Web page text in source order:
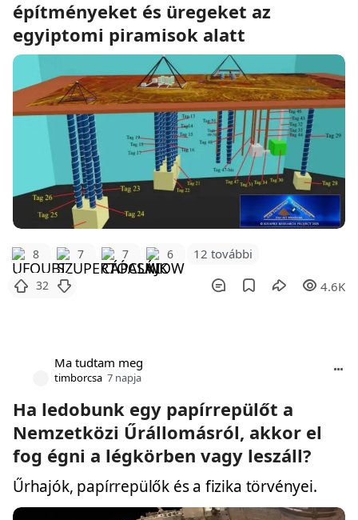
építményeket és üregeket az
egyiptomi piramisok alatt
8 7 7 6 12 további
32 4.6K
Ma tudtam meg
timborcsa 7 napja
Ha ledobunk egy papírrepülőt a
Nemzetközi Űrállomásról, akkor el
fog égni a légkörben vagy leszáll?
Űrhajók, papírrepülők és a fizika törvényei.